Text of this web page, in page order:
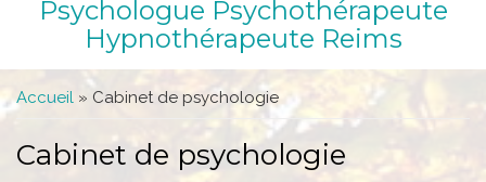
Psychologue Psychothérapeute
Hypnothérapeute Reims
Vous êtes ici
Accueil » Cabinet de psychologie
Cabinet de psychologie